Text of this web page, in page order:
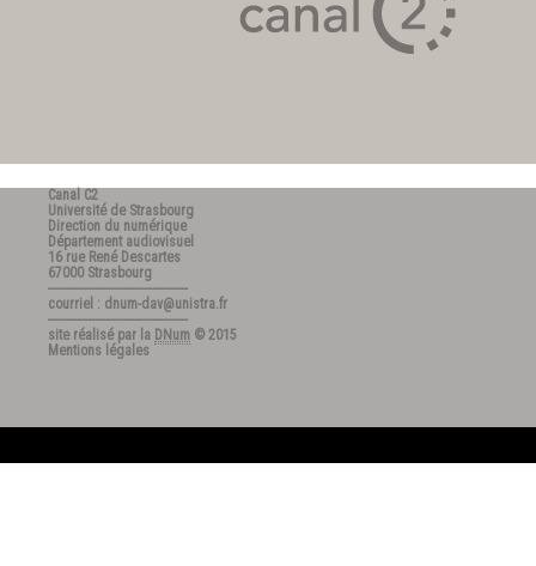
professeur émérite à l’université de Tours membre de l’Institut
Canal C2
Université de Strasbourg
Direction du numérique
Département audiovisuel
16 rue René Descartes
67000 Strasbourg
---------------------------------------
courriel : dnum-dav@unistra.fr
---------------------------------------
site réalisé par la DNum © 2015
Mentions légales